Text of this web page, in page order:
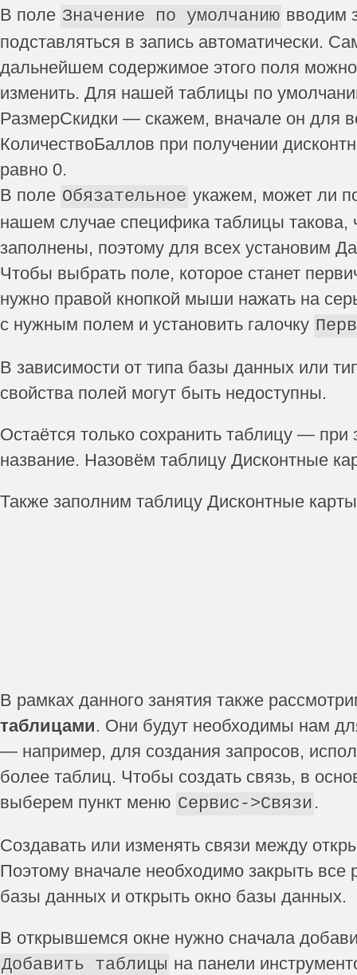
В поле Значение по умолчанию вводим
подставляться в запись автоматически.
дальнейшем содержимое этого поля
изменить. Для нашей таблицы по
РазмерСкидки — скажем, вначале он для
КоличествоБаллов при получении
равно 0.
В поле Обязательное укажем, может ли
нашем случае специфика таблицы
заполнены, поэтому для всех установим
Чтобы выбрать поле, которое станет
нужно правой кнопкой мыши нажать на
с нужным полем и установить галочку
В зависимости от типа базы данных или
свойства полей могут быть недоступны.
Остаётся только сохранить таблицу — при
название. Назовём таблицу Дисконтные
Также заполним таблицу Дисконтные
В рамках данного занятия также
таблицами. Они будут необходимы нам
— например, для создания запросов,
более таблиц. Чтобы создать связь, в
выберем пункт меню Сервис->Связи .
Создавать или изменять связи между
Поэтому вначале необходимо закрыть все
базы данных и открыть окно базы данных.
В открывшемся окне нужно сначала
Добавить таблицы на панели